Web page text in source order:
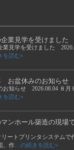
業見学を受けました
業見学を受けました
を読む»
お盆休みのお知らせ
お知らせ 2026.08.04 ８月
を読む»
ンホール築造の現場
リートプリンタシステムで
、作…の続きを読む»